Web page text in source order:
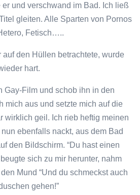
er und verschwand im Bad. Ich ließ
gleiten. Alle Sparten von Pornos
Fetisch…..
den Hüllen betrachtete, wurde
hart.
Gay-Film und schob ihn in den
mich aus und setzte mich auf die
wirklich geil. Ich rieb heftig meinen
ebenfalls nackt, aus dem Bad
den Bildschirm. “Du hast einen
sich zu mir herunter, nahm
Mund “Und du schmeckst auch
gehen!”